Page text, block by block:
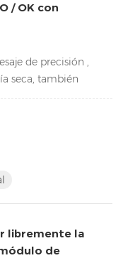
/ OK con
de precisión ,
seca, también
de precisión
resolución de
inestab...
libremente la
de